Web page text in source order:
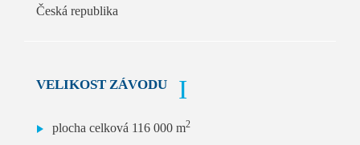
Česká republika
VELIKOST ZÁVODU
plocha celková 116 000 m2